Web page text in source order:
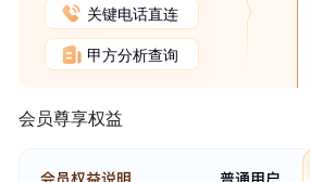
关键电话直连
甲方分析查询
会员尊享权益